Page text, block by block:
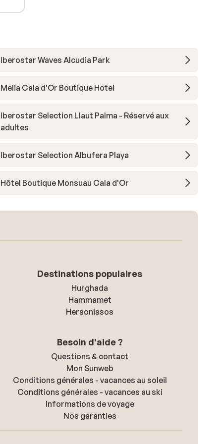
Iberostar Waves Alcudia Park
Melia Cala d'Or Boutique Hotel
Iberostar Selection Llaut Palma - Réservé aux
adultes
Iberostar Selection Albufera Playa
Hôtel Boutique Monsuau Cala d'Or
Destinations populaires
Hurghada
Hammamet
Hersonissos
Besoin d'aide ?
Questions & contact
Mon Sunweb
Conditions générales - vacances au soleil
Conditions générales - vacances au ski
Informations de voyage
Nos garanties